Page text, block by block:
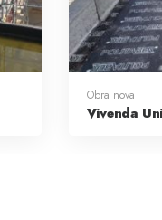
Obra nova
Vivenda